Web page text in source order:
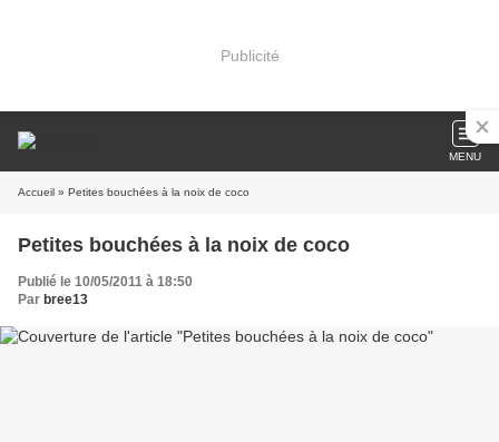
Publicité
MENU
Accueil » Petites bouchées à la noix de coco
Petites bouchées à la noix de coco
Publié le 10/05/2011 à 18:50
Par bree13